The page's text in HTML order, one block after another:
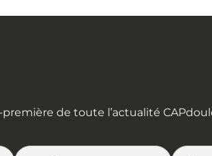
de toute l’actualité